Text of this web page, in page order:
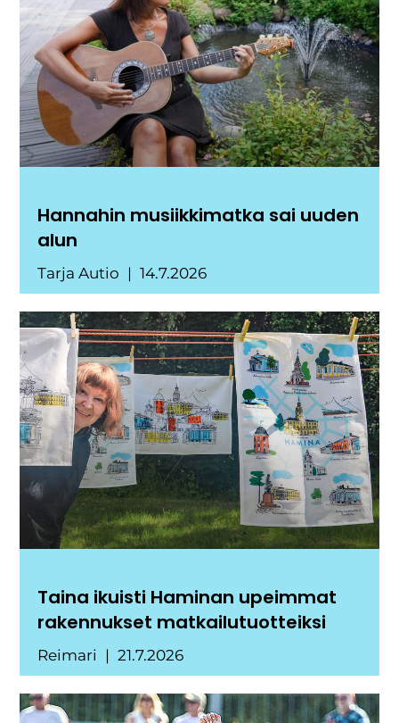
Hannahin musiikkimatka sai uuden
alun
Tarja Autio 14.7.2026
Taina ikuisti Haminan upeimmat
rakennukset matkailutuotteiksi
Reimari 21.7.2026